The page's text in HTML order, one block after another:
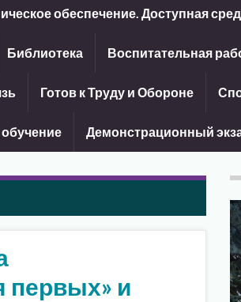
обеспечение. Доступная
Библиотека Воспитательная
Готов к Труду и Обороне
Демонстрационный
первых» и